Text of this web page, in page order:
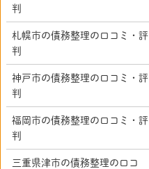
判
札幌市の債務整理の口コミ・評
判
神戸市の債務整理の口コミ・評
判
福岡市の債務整理の口コミ・評
判
三重県津市の債務整理の口コ